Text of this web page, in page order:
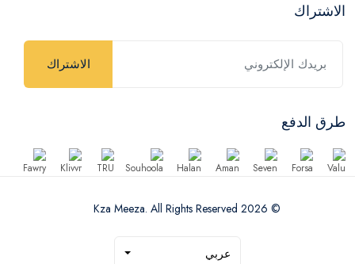
الاشتراك
الاشتراك
طرق الدفع
© 2026 Kza Meeza. All Rights Reserved
عربي